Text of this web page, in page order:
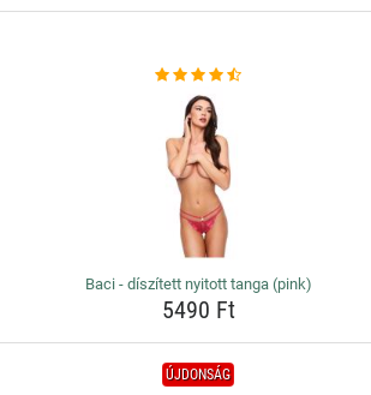
Baci - díszített nyitott tanga (pink)
5490 Ft
ÚJDONSÁG